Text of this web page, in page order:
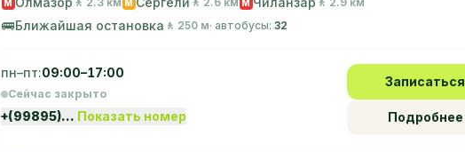
M M M
🚌Ближайшая остановка 🚶 250 м· автобусы: 32
пн–пт:09:00–17:00
Сейчас закрыто
+(99895)… Показать номер
Записаться
Подробнее